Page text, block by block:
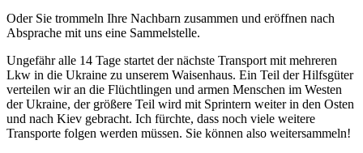
Oder Sie trommeln Ihre Nachbarn zusammen und eröffnen nach
Absprache mit uns eine Sammelstelle.
Ungefähr alle 14 Tage startet der nächste Transport mit mehreren
Lkw in die Ukraine zu unserem Waisenhaus. Ein Teil der Hilfsgüter
verteilen wir an die Flüchtlingen und armen Menschen im Westen
der Ukraine, der größere Teil wird mit Sprintern weiter in den Osten
und nach Kiev gebracht. Ich fürchte, dass noch viele weitere
Transporte folgen werden müssen. Sie können also weitersammeln!